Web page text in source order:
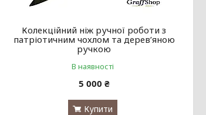
Колекційний ніж ручної роботи з
патріотичним чохлом та дерев’яною
ручкою
В наявності
5 000 ₴
Купити